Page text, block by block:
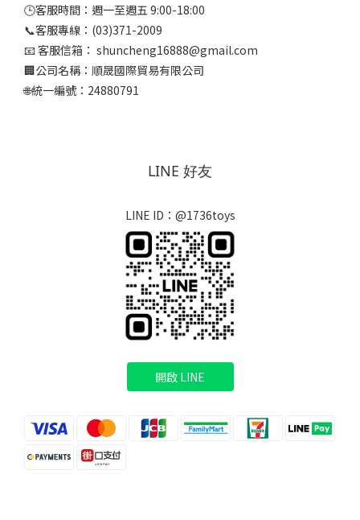
🕒客服時間：週一至週五 9:00-18:00
📞客服專線：(03)371-2009
📧 客服信箱： shuncheng16888@gmail.com
🏢公司名稱：順晟國際貿易有限公司
🌐統一編號：24880791
LINE 好友
LINE ID：@1736toys
開啟 LINE